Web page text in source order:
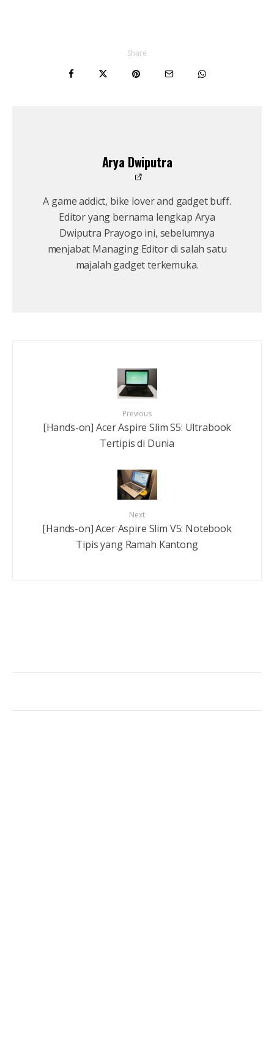
Share
Arya Dwiputra
A game addict, bike lover and gadget buff.
Editor yang bernama lengkap Arya
Dwiputra Prayogo ini, sebelumnya
menjabat Managing Editor di salah satu
majalah gadget terkemuka.
Previous
[Hands-on] Acer Aspire Slim S5: Ultrabook
Tertipis di Dunia
Next
[Hands-on] Acer Aspire Slim V5: Notebook
Tipis yang Ramah Kantong